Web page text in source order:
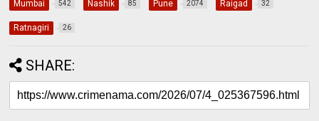
Mumbai 542 Nashik 85 Pune 2074 Raigad 32
Ratnagiri 26
SHARE: